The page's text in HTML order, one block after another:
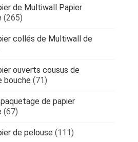
de Multiwall Papier
(265)
collés de Multiwall de
ouverts cousus de
bouche (71)
de papier
(67)
de pelouse (111)